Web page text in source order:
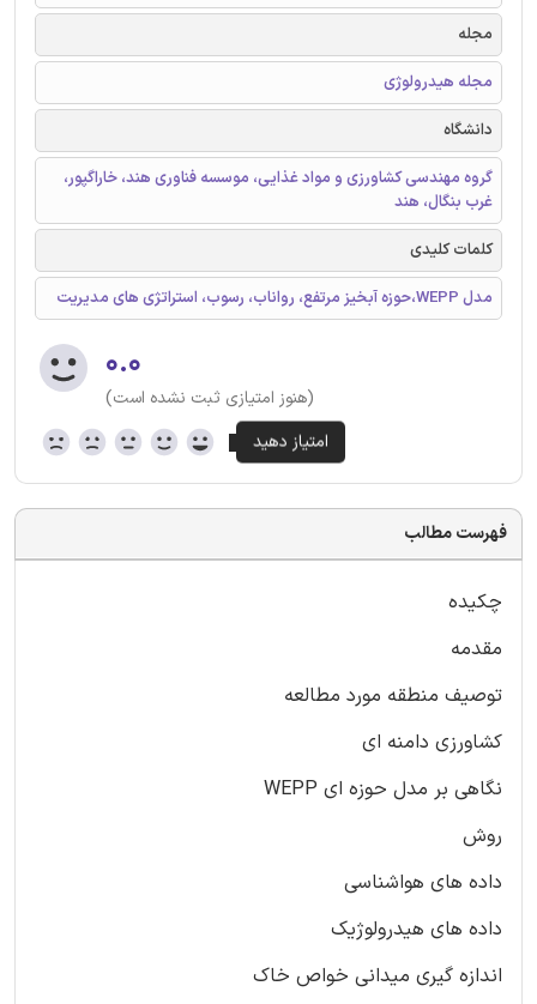
مجله
مجله هیدرولوژی
دانشگاه
گروه مهندسی کشاورزی و مواد غذایی، موسسه فناوری هند، خاراگپور،
غرب بنگال، هند
کلمات کلیدی
مدل WEPP،حوزه آبخیز مرتفع، رواناب، رسوب، استراتژی های مدیریت
۰.۰
(هنوز امتیازی ثبت نشده است)
فهرست مطالب
چکیده
مقدمه
توصیف منطقه مورد مطالعه
کشاورزی دامنه ای
نگاهی بر مدل حوزه ای WEPP
روش
داده های هواشناسی
داده های هیدرولوژیک
اندازه گیری میدانی خواص خاک